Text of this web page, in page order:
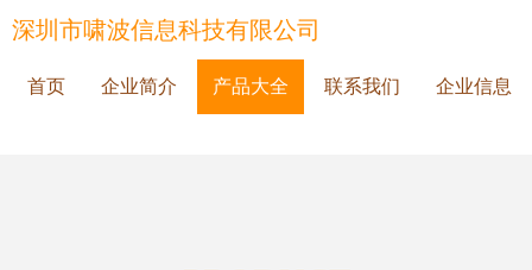
深圳市啸波信息科技有限公司
首页 企业简介 产品大全 联系我们 企业信息